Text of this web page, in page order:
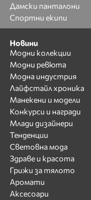
Дамски панталони
Спортни екипи
Новини
Модни колекции
Модни ревюта
Модна индустрия
Лайфстайл хроника
Манекени и модели
Конкурси и награди
Млади дизайнери
Тенденции
Световна мода
Здраве и красота
Грижи за тялото
Аромати
Аксесоари